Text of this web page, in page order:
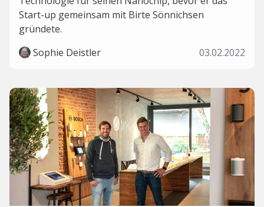
Start-up gemeinsam mit Birte Sönnichsen
gründete.
Sophie Deistler
03.02.2022